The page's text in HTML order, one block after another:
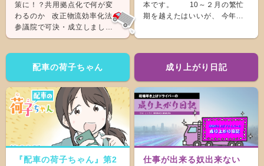
策に！？共用拠点化で何が変
わるのか 改正物流効率化法が
参議院で可決・成立しまし
た。 &nb...
本です。 10～２月の繁忙
期を越えたはいいが、 今年...
配車の荷子ちゃん
『配車の荷子ちゃん』第2
成り上がり日記
仕事が出来る奴出来ない